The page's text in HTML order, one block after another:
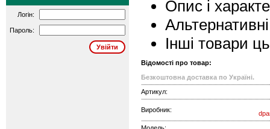
Логін:
Пароль:
Опис і
Інші товари
Відомості про товар:
Безкоштовна доставка по Україні.
Артикул:
Виробник: